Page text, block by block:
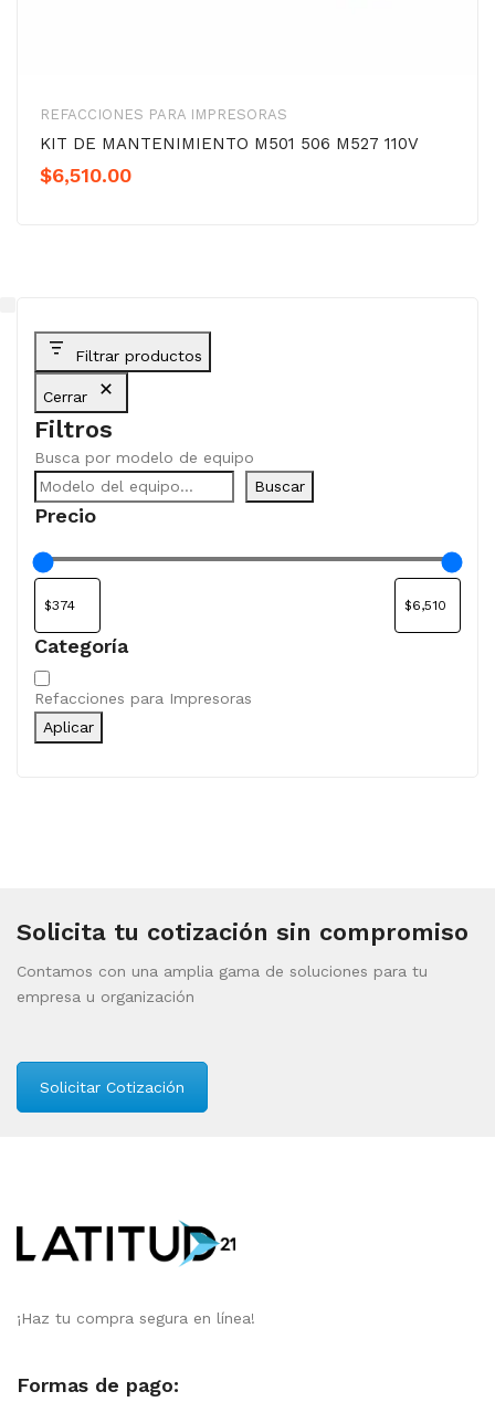
REFACCIONES PARA IMPRESORAS
KIT DE MANTENIMIENTO M501 506 M527 110V
$6,510.00
Filtrar productos
Cerrar
Filtros
Busca por modelo de equipo
Buscar
Precio
Categoría
Categoría
Refacciones para Impresoras
Aplicar
Solicita tu cotización sin compromiso
Contamos con una amplia gama de soluciones para tu
empresa u organización
Solicitar Cotización
¡Haz tu compra segura en línea!
Formas de pago: